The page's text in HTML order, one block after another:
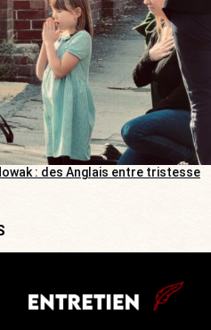
: des Anglais entre tristesse